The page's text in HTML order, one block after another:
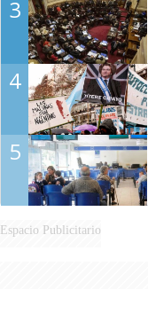
3
4
5
Espacio Publicitario